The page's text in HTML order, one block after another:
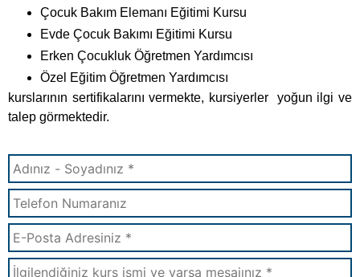
Çocuk Bakım Elemanı Eğitimi Kursu
Evde Çocuk Bakımı Eğitimi Kursu
Erken Çocukluk Öğretmen Yardımcısı
Özel Eğitim Öğretmen Yardımcısı
kurslarının sertifikalarını vermekte, kursiyerler yoğun ilgi ve
talep görmektedir.